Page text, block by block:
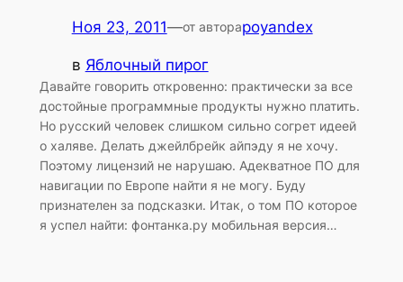
Ноя 23, 2011—от автораpoyandex
в Яблочный пирог
Давайте говорить откровенно: практически за все
достойные программные продукты нужно платить.
Но русский человек слишком сильно согрет идеей
о халяве. Делать джейлбрейк айпэду я не хочу.
Поэтому лицензий не нарушаю. Адекватное ПО для
навигации по Европе найти я не могу. Буду
признателен за подсказки. Итак, о том ПО которое
я успел найти: фонтанка.ру мобильная версия…